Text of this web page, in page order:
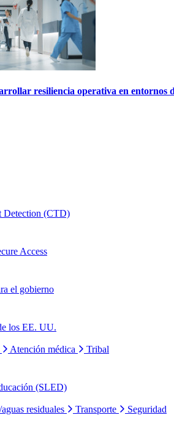
resiliencia operativa en entornos
Detection (CTD)
Access
el gobierno
los EE. UU.
Atención médica Tribal
(SLED)
residuales Transporte
Seguridad